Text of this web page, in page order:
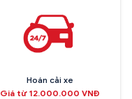
Hoán cải xe
Giá từ 12.000.000 VNĐ